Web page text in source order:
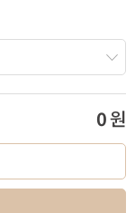
0원